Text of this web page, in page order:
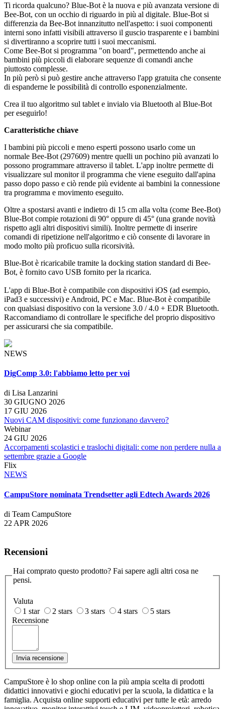
Ti ricorda qualcuno? Blue-Bot è la nuova e più avanzata versione di
Bee-Bot, con un occhio di riguardo in più al digitale. Blue-Bot si
differenzia da Bee-Bot innanzitutto nell'aspetto: i suoi componenti
interni sono infatti visibili attraverso il guscio trasparente e i bambini
si divertiranno a scoprire tutti i suoi meccanismi.
Come Bee-Bot si programma "on board", permettendo anche ai
bambini più piccoli di elaborare sequenze di comandi anche
piuttosto complesse.
In più però si può gestire anche attraverso l'app gratuita che consente
di espanderne le possibilità di controllo esponenzialmente.
Crea il tuo algoritmo sul tablet e invialo via Bluetooth al Blue-Bot
per eseguirlo!
Caratteristiche chiave
I bambini più piccoli e meno esperti possono usarlo come un
normale Bee-Bot (297609) mentre quelli un pochino più avanzati lo
possono programmare attraverso il tablet. L'app inoltre permette di
visualizzare sul monitor il programma che viene eseguito dall'apina
passo dopo passo e ciò rende più evidente ai bambini la connessione
tra programma e movimento eseguito.
Oltre a spostarsi avanti e indietro di 15 cm alla volta (come Bee-Bot)
Blue-Bot compie rotazioni di 90° oppure di 45° (una grande novità
rispetto agli altri dispositivi simili). Inoltre permette di inserire
comandi di ripetizione nell'algoritmo e ciò consente di lavorare in
modo molto più proficuo sulla ricorsività.
Blue-Bot è ricaricabile tramite la docking station standard di Bee-
Bot, è fornito cavo USB fornito per la ricarica.
L'app di Blue-Bot è compatibile con dispositivi iOS (ad esempio,
iPad3 e successivi) e Android, PC e Mac. Blue-Bot è compatibile
con qualsiasi dispositivo con la versione 3.0 / 4.0 + EDR Bluetooth.
Raccomandiamo di controllare le specifiche del proprio dispositivo
per assicurarsi che sia compatibile.
NEWS
DigComp 3.0: l'abbiamo letto per voi
di Lisa Lanzarini
30 GIUGNO 2026
17 GIU 2026
Nuovi CAM dispositivi: come funzionano davvero?
Webinar
24 GIU 2026
Accorpamenti scolastici e traslochi digitali: come non perdere nulla a
settembre grazie a Google
Flix
NEWS
CampuStore nominata Trendsetter agli Edtech Awards 2026
di Team CampuStore
22 APR 2026
Recensioni
Hai comprato questo prodotto? Fai sapere agli altri cosa ne
pensi.
Valuta
1 star
2 stars 3 stars 4 stars
5 stars
Recensione
Invia recensione
CampuStore è lo shop online con la più ampia scelta di prodotti
didattici innovativi e giochi educativi per la scuola, la didattica e la
famiglia. Acquista online supporti educativi per tutte le età: arredo